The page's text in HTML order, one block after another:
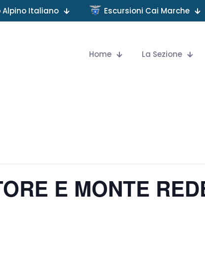
Alpino Italiano Escursioni Cai Marche
Home La Sezione
E MONTE